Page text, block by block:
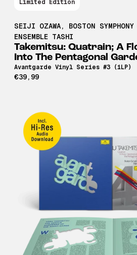
Limited Edition
SEIJI OZAWA, BOSTON
ENSEMBLE TASHI
Takemitsu: Quatrain; A
Into The Pentagonal
Avantgarde Vinyl Series #3 (1LP)
€39,99